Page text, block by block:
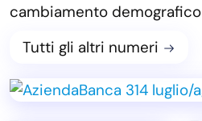
cambiamento demografico
Tutti gli altri numeri